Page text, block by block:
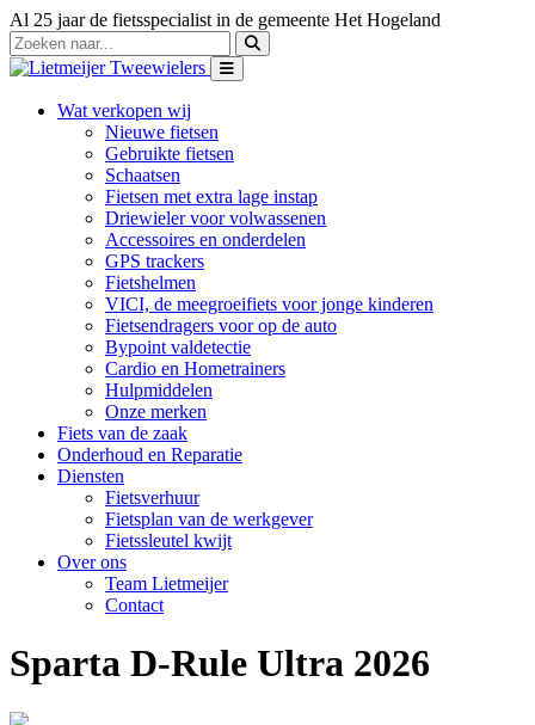
Al 25 jaar de fietsspecialist in de gemeente Het Hogeland
Wat verkopen wij
Nieuwe fietsen
Gebruikte fietsen
Schaatsen
Fietsen met extra lage instap
Driewieler voor volwassenen
Accessoires en onderdelen
GPS trackers
Fietshelmen
VICI, de meegroeifiets voor jonge kinderen
Fietsendragers voor op de auto
Bypoint valdetectie
Cardio en Hometrainers
Hulpmiddelen
Onze merken
Fiets van de zaak
Onderhoud en Reparatie
Diensten
Fietsverhuur
Fietsplan van de werkgever
Fietssleutel kwijt
Over ons
Team Lietmeijer
Contact
Sparta D-Rule Ultra 2026